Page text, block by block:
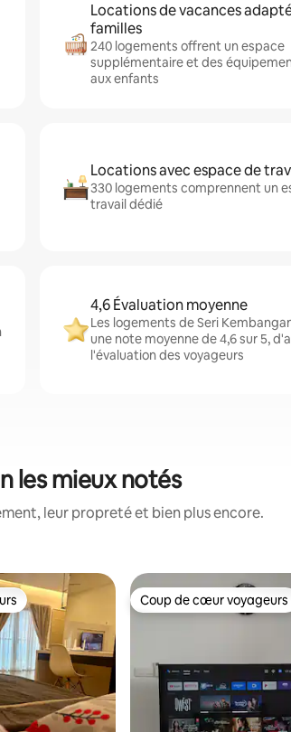
Locations de vacances
familles
240 logements offrent un espace
supplémentaire et des
aux enfants
Locations avec espace de
330 logements comprennent un
travail dédié
4,6 Évaluation moyenne
Les logements de Seri
une note moyenne de 4,6 sur 5,
l'évaluation des voyageurs
les mieux notés
leur propreté et bien plus encore.
Coup de cœur voyageurs
Coup de cœur voyageurs